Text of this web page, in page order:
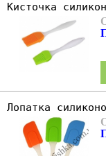
Кисточка
Лопатка